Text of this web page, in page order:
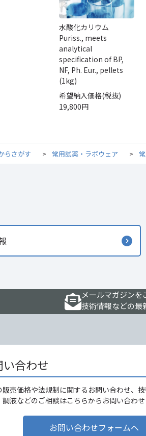
水酸化カリウム
Puriss., meets
analytical
specification of BP,
NF, Ph. Eur., pellets
(1kg)
希望納入価格(税抜)
19,800円
らさがす > 常用試薬・ラボウェア >
メールマガジンを
技術情報などの最
い合わせ
販売価格や法規制に関するお問い合わせ、
調液などのご相談はこちらからお問い合わせ
お問い合わせフォームへ